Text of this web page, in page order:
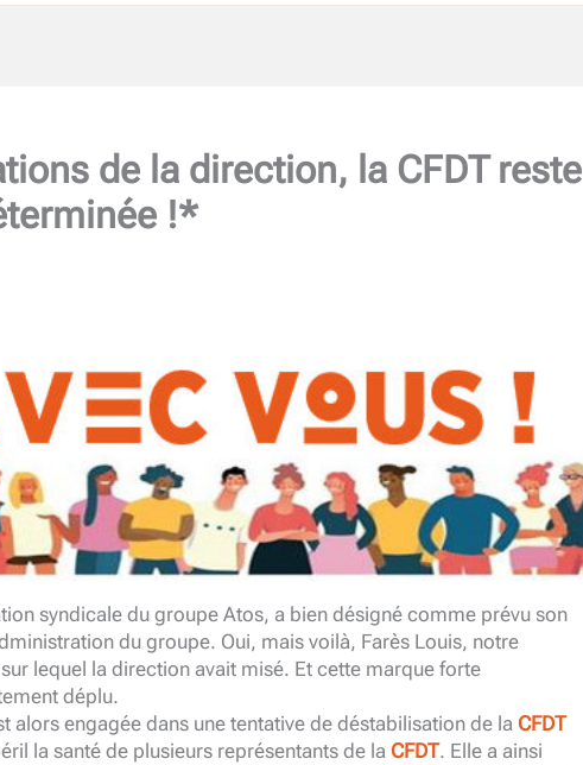
de la direction, la CFDT reste
!*
syndicale du groupe Atos, a bien désigné comme prévu son
du groupe. Oui, mais voilà, Farès Louis, notre
lequel la direction avait misé. Et cette marque forte
déplu.
alors engagée dans une tentative de déstabilisation de la CFDT
la santé de plusieurs représentants de la CFDT. Elle a ainsi